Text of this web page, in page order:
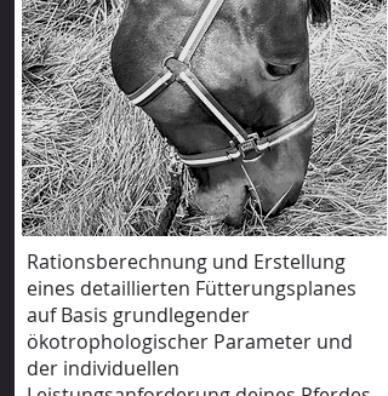
Rationsberechnung und Erstellung
eines detaillierten Fütterungsplanes
auf Basis grundlegender
ökotrophologischer Parameter und
der individuellen